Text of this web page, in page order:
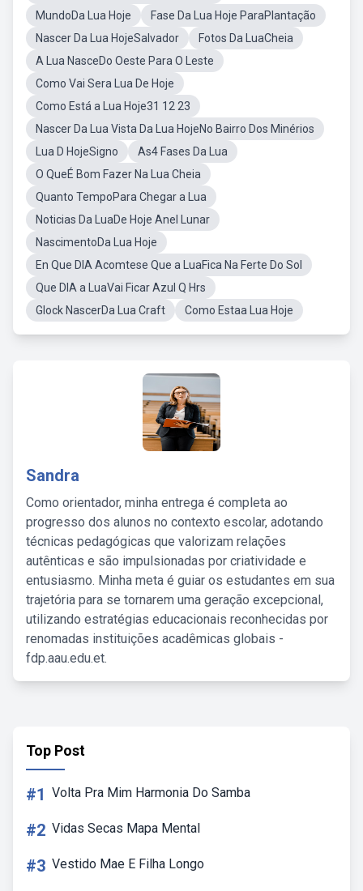
MundoDa Lua Hoje
Fase Da Lua Hoje ParaPlantação
Nascer Da Lua HojeSalvador
Fotos Da LuaCheia
A Lua NasceDo Oeste Para O Leste
Como Vai Sera Lua De Hoje
Como Está a Lua Hoje31 12 23
Nascer Da Lua Vista Da Lua HojeNo Bairro Dos Minérios
Lua D HojeSigno
As4 Fases Da Lua
O QueÉ Bom Fazer Na Lua Cheia
Quanto TempoPara Chegar a Lua
Noticias Da LuaDe Hoje Anel Lunar
NascimentoDa Lua Hoje
En Que DIA Acomtese Que a LuaFica Na Ferte Do Sol
Que DIA a LuaVai Ficar Azul Q Hrs
Glock NascerDa Lua Craft
Como Estaa Lua Hoje
Sandra
Como orientador, minha entrega é completa ao
progresso dos alunos no contexto escolar, adotando
técnicas pedagógicas que valorizam relações
autênticas e são impulsionadas por criatividade e
entusiasmo. Minha meta é guiar os estudantes em sua
trajetória para se tornarem uma geração excepcional,
utilizando estratégias educacionais reconhecidas por
renomadas instituições acadêmicas globais -
fdp.aau.edu.et.
Top Post
#1 Volta Pra Mim Harmonia Do Samba
#2 Vidas Secas Mapa Mental
#3 Vestido Mae E Filha Longo